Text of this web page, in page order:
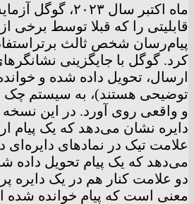
ماه اکتبر سال
قابلیتی را که قبلا توسط برخی
پیام‌رسان شخص ثالث
کرد. گوگل با جایگزینی
ارسال، تحویل داده شده و
توضیحی هستند)، به سیستم
و واقعی روی آورد. در این
دایره نشان می‌دهد که یک
علامت تیک در نمادهای دایره‌ای
می‌دهد که یک پیام تحویل داده
دو علامت کنار هم در یک دایره
معنی است که پیام خوانده